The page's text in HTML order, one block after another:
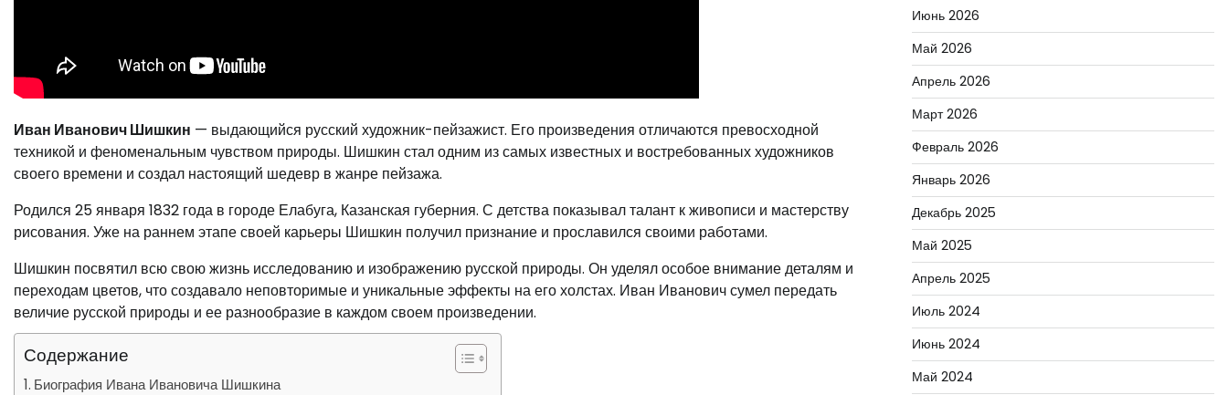
Иван Иванович Шишкин — выдающийся русский художник-пейзажист. Его произведения отличаются превосходной
техникой и феноменальным чувством природы. Шишкин стал одним из самых известных и востребованных художников
своего времени и создал настоящий шедевр в жанре пейзажа.
Родился 25 января 1832 года в городе Елабуга, Казанская губерния. С детства показывал талант к живописи и мастерству
рисования. Уже на раннем этапе своей карьеры Шишкин получил признание и прославился своими работами.
Шишкин посвятил всю свою жизнь исследованию и изображению русской природы. Он уделял особое внимание деталям и
переходам цветов, что создавало неповторимые и уникальные эффекты на его холстах. Иван Иванович сумел передать
величие русской природы и ее разнообразие в каждом своем произведении.
Содержание
Биография Ивана Ивановича Шишкина
Июнь 2026
Май 2026
Апрель 2026
Март 2026
Февраль 2026
Январь 2026
Декабрь 2025
Май 2025
Апрель 2025
Июль 2024
Июнь 2024
Май 2024